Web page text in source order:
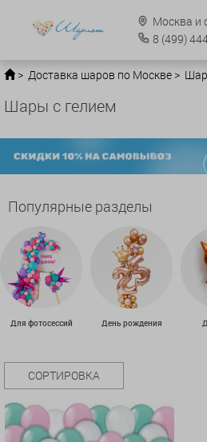
Москва и
8 (499)
Доставка шаров по Москве
Шары с гелием
Популярные разделы
Для фотосессий День рождения
СОРТИРОВКА